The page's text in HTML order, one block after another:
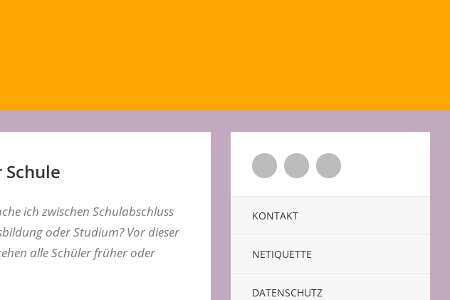
ich zwischen Schulabschluss
oder Studium? Vor dieser
alle Schüler früher oder
TwitterFacebookXing
KONTAKT
NETIQUETTE
DATENSCHUTZ